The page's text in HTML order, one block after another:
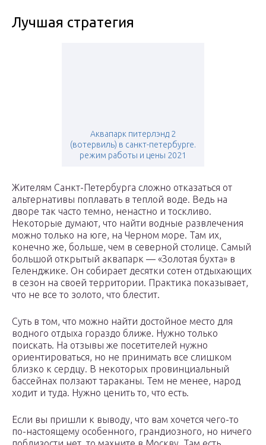
Лучшая стратегия
Аквапарк питерлэнд 2
(вотервиль) в санкт-петербурге.
режим работы и цены 2021
Жителям Санкт-Петербурга сложно отказаться от
альтернативы поплавать в теплой воде. Ведь на
дворе так часто темно, ненастно и тоскливо.
Некоторые думают, что найти водные развлечения
можно только на юге, на Черном море. Там их,
конечно же, больше, чем в северной столице. Самый
большой открытый аквапарк — «Золотая бухта» в
Геленджике. Он собирает десятки сотен отдыхающих
в сезон на своей территории. Практика показывает,
что не все то золото, что блестит.
Суть в том, что можно найти достойное место для
водного отдыха гораздо ближе. Нужно только
поискать. На отзывы же посетителей нужно
ориентироваться, но не принимать все слишком
близко к сердцу. В некоторых провинциальный
бассейнах ползают тараканы. Тем не менее, народ
ходит и туда. Нужно ценить то, что есть.
Если вы пришли к выводу, что вам хочется чего-то
по-настоящему особенного, грандиозного, но ничего